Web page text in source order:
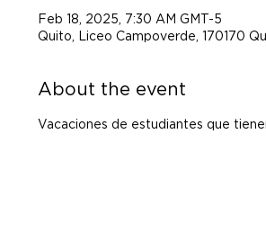
Feb 18, 2025, 7:30 AM GMT-5
Quito, Liceo Campoverde, 170170
About the event
Vacaciones de estudiantes que